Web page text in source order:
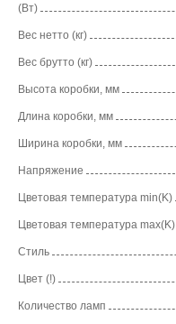
(Вт)
Вес нетто (кг)
Вес брутто (кг)
Высота коробки, мм
Длина коробки, мм
Ширина коробки, мм
Напряжение
Цветовая температура min(K)
Цветовая температура max(K)
Стиль
Цвет (!)
Количество ламп